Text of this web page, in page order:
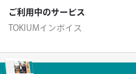
ご利用中のサービス
TOKIUMインボイス